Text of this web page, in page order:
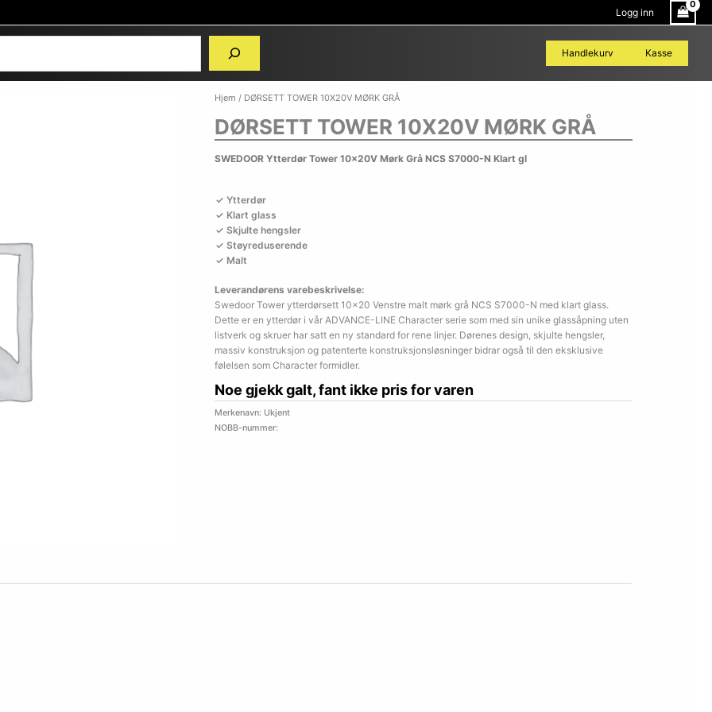
Logg inn
Handlekurv
Kasse
Hjem / DØRSETT TOWER 10X20V MØRK GRÅ
DØRSETT TOWER 10X20V MØRK GRÅ
SWEDOOR Ytterdør Tower 10x20V Mørk Grå NCS S7000-N Klart gl
Ytterdør
Klart glass
Skjulte hengsler
Støyreduserende
Malt
Leverandørens varebeskrivelse:
Swedoor Tower ytterdørsett 10×20 Venstre malt mørk grå NCS S7000-N med klart glass.
Dette er en ytterdør i vår ADVANCE-LINE Character serie som med sin unike glassåpning uten
listverk og skruer har satt en ny standard for rene linjer. Dørenes design, skjulte hengsler,
massiv konstruksjon og patenterte konstruksjonsløsninger bidrar også til den eksklusive
følelsen som Character formidler.
Noe gjekk galt, fant ikke pris for varen
Merkenavn: Ukjent
NOBB-nummer: